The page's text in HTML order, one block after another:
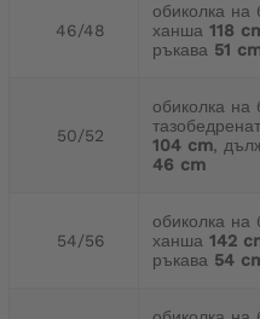
46/48
обиколка на
ханша 118
ръкава 51
50/52
обиколка на
104 cm,
46 cm
54/56
обиколка на
ханша 142
ръкава 54